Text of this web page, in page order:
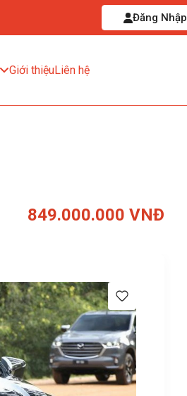
Đăng Nhập
Giới thiệuLiên hệ
849.000.000 VNĐ